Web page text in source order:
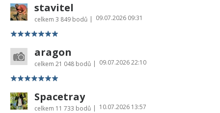
stavitel
celkem 3 849 bodů | 09.07.2026 09:31
aragon
celkem 21 048 bodů | 09.07.2026 22:10
Spacetray
celkem 11 733 bodů | 10.07.2026 13:57